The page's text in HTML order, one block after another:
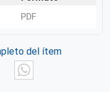
PDF
del ítem
Twitter